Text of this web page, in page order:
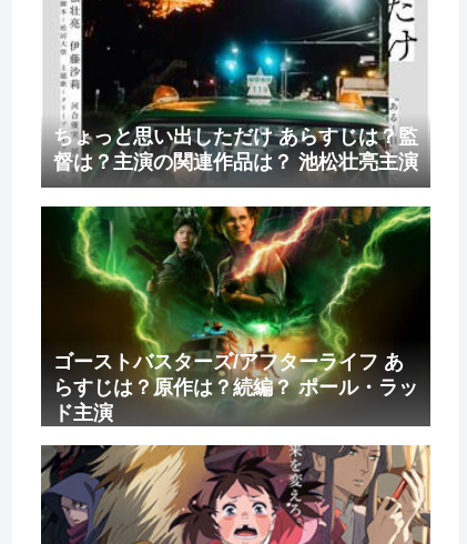
ちょっと思い出しただけ あらすじは？監
督は？主演の関連作品は？ 池松壮亮主演
ゴーストバスターズ/アフターライフ あ
らすじは？原作は？続編？ ポール・ラッ
ド主演